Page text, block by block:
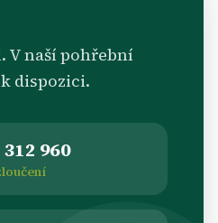
V naší pohřební
dispozici.
960